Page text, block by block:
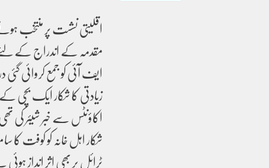
اقلیتی نشست پر منتخب
مقدمہ کے اندراج کے
ایف آئی کو جمع کروائی
اکاؤنٹس سے خبر شیئر
شکار اہل خانہ کو کوفت کا
ٹرائل پر بھی اثر انداز